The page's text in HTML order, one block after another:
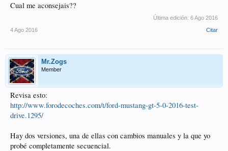
Cual me aconsejais??
Última edición: 6 Ago 2016
4 Ago 2016
Citar
Mr.Zogs
Member
Revisa esto:
http://www.forodecoches.com/t/ford-mustang-gt-5-0-2016-test-
drive.1295/
Hay dos versiones, una de ellas con cambios manuales y la que yo
probé completamente secuencial.